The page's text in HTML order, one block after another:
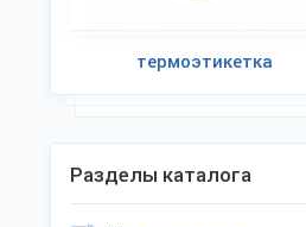
термоэтикетка
Разделы каталога